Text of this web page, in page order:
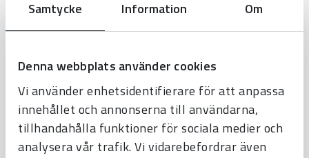
Samtycke Information Om
Denna webbplats använder cookies
Vi använder enhetsidentifierare för att anpassa
innehållet och annonserna till användarna,
tillhandahålla funktioner för sociala medier och
analysera vår trafik. Vi vidarebefordrar även